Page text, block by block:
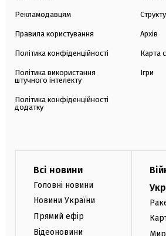
Рекламодавцям
Правила користування
Політика конфіденційності
Політика використання
штучного інтелекту
Політика конфіденційності
додатку
Архів
Карта
Ігри
Всі новини
Головні новини
Новини України
Прямий ефір
Відеоновини